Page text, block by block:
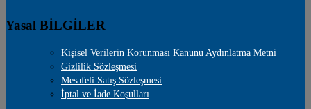
Yasal BİLGİLER
Kişisel Verilerin Korunması Kanunu Aydınlatma Metni
Gizlilik Sözleşmesi
Mesafeli Satış Sözleşmesi
İptal ve İade Koşulları